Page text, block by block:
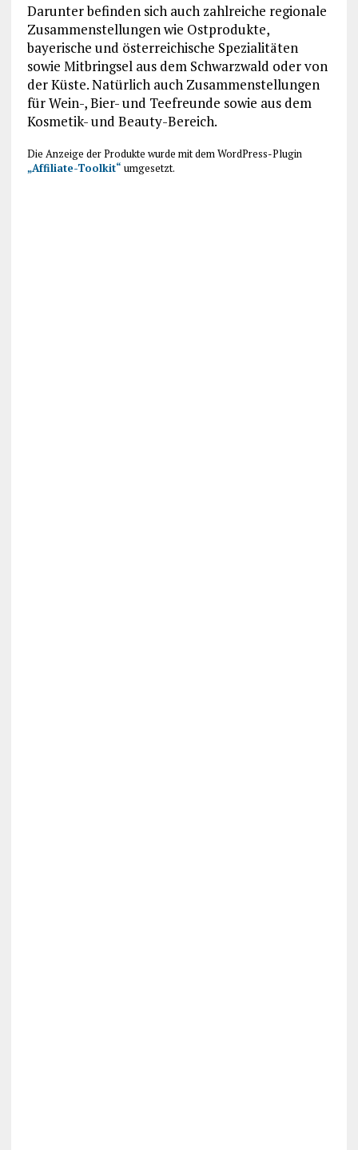
Darunter befinden sich auch zahlreiche regionale
Zusammenstellungen wie Ostprodukte,
bayerische und österreichische Spezialitäten
sowie Mitbringsel aus dem Schwarzwald oder von
der Küste. Natürlich auch Zusammenstellungen
für Wein-, Bier- und Teefreunde sowie aus dem
Kosmetik- und Beauty-Bereich.
Die Anzeige der Produkte wurde mit dem WordPress-Plugin
„Affiliate-Toolkit“ umgesetzt.